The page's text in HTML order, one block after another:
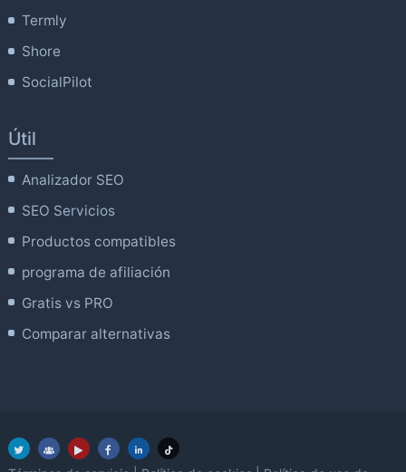
Termly
Shore
SocialPilot
Útil
Analizador SEO
SEO Servicios
Productos compatibles
programa de afiliación
Gratis vs PRO
Comparar alternativas